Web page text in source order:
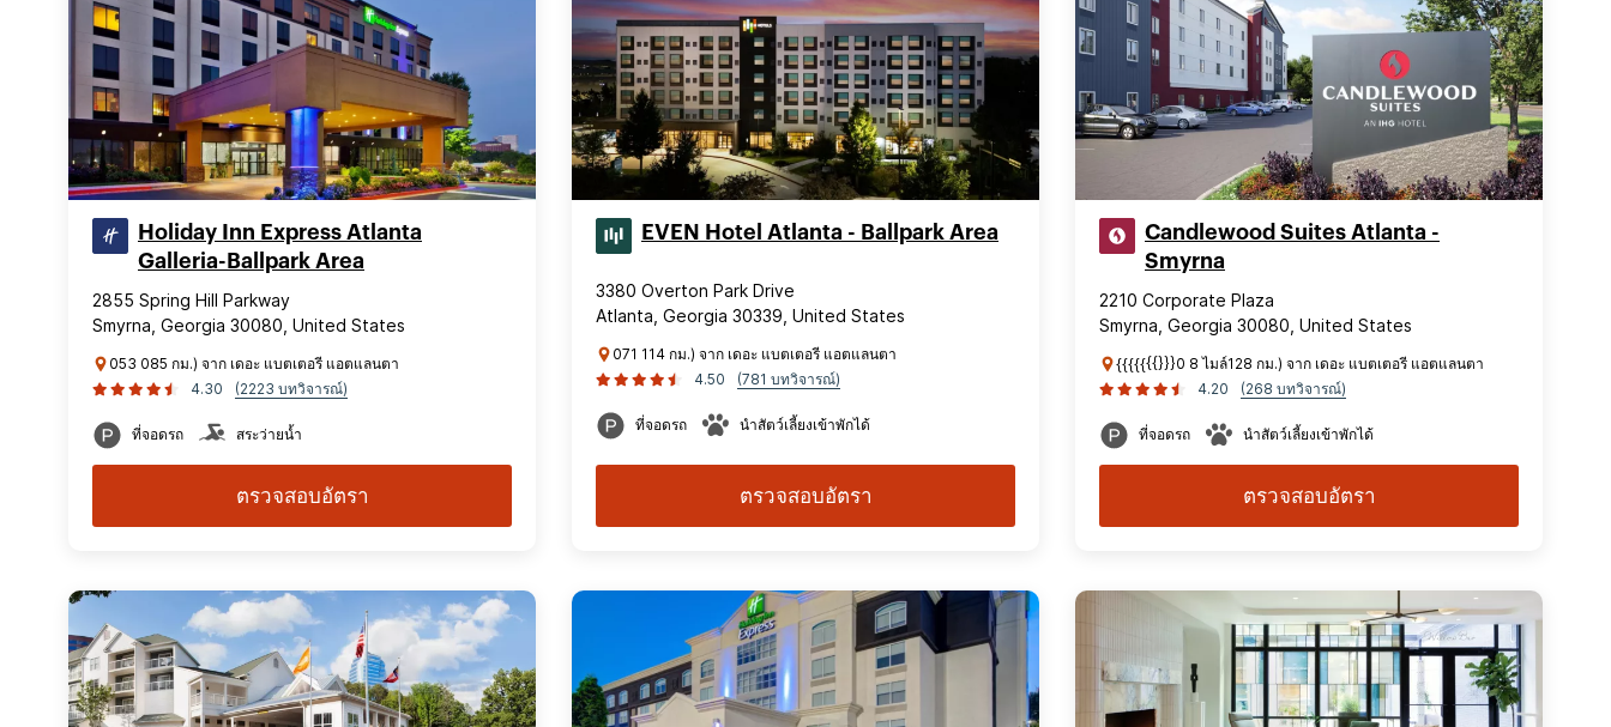
Holiday Inn Express Atlanta
Galleria-Ballpark Area
2855 Spring Hill Parkway
Smyrna, Georgia 30080, United States
053 085 กม.) จาก เดอะ แบตเตอรี แอตแลนตา
4.30
(2223 บทวิจารณ์)
ที่จอดรถ สระว่ายน้ำ
ตรวจสอบอัตรา
EVEN Hotel Atlanta - Ballpark Area
3380 Overton Park Drive
Atlanta, Georgia 30339, United States
071 114 กม.) จาก เดอะ แบตเตอรี แอตแลนตา
4.50
(781 บทวิจารณ์)
ที่จอดรถ นำสัตว์เลี้ยงเข้าพักได้
ตรวจสอบอัตรา
Candlewood Suites Atlanta -
Smyrna
2210 Corporate Plaza
Smyrna, Georgia 30080, United States
{{{{{{{}}}0 8 ไมล์128 กม.) จาก เดอะ แบตเตอรี แอตแลนตา
4.20
(268 บทวิจารณ์)
ที่จอดรถ นำสัตว์เลี้ยงเข้าพักได้
ตรวจสอบอัตรา